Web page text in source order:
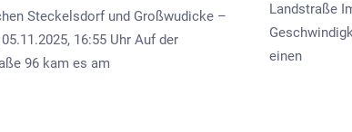
Steckelsdorf und Großwudicke –
16:55 Uhr Auf der
96 kam es am
Landstraße
einen